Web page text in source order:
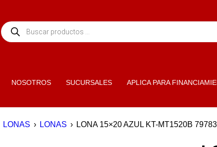
NOSOTROS SUCURSALES APLICA PARA
LONAS › LONAS › LONA 15×20 AZUL KT-MT1520B